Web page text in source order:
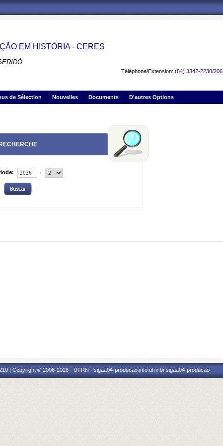
EM HISTÓRIA - CERES
Téléphone/Extension: (84) 3342-2238/206
de Sélection Nouvelles Documents D'autres Options
RECHERCHE
| Copyright © 2006-2026 - UFRN - sigaa04-producao.info.ufrn.br.sigaa04-producao